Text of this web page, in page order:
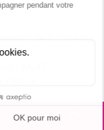
: AK 47
vous